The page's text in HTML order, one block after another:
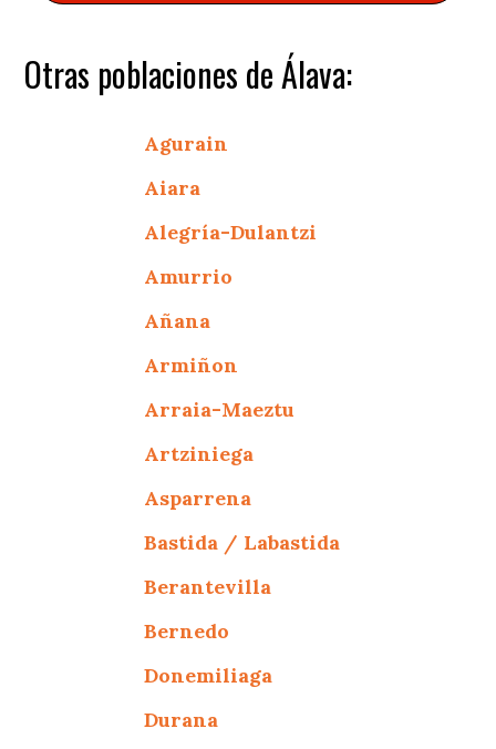
Otras poblaciones de Álava:
Agurain
Aiara
Alegría-Dulantzi
Amurrio
Añana
Armiñon
Arraia-Maeztu
Artziniega
Asparrena
Bastida / Labastida
Berantevilla
Bernedo
Donemiliaga
Durana